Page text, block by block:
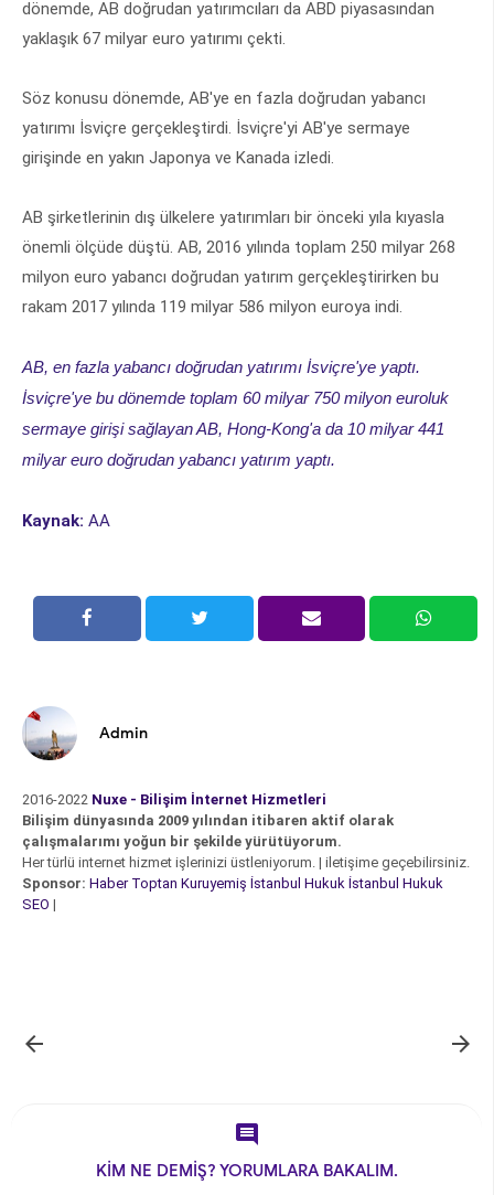
dönemde, AB doğrudan yatırımcıları da ABD piyasasından
yaklaşık 67 milyar euro yatırımı çekti.
Söz konusu dönemde, AB'ye en fazla doğrudan yabancı
yatırımı İsviçre gerçekleştirdi. İsviçre'yi AB'ye sermaye
girişinde en yakın Japonya ve Kanada izledi.
AB şirketlerinin dış ülkelere yatırımları bir önceki yıla kıyasla
önemli ölçüde düştü. AB, 2016 yılında toplam 250 milyar 268
milyon euro yabancı doğrudan yatırım gerçekleştirirken bu
rakam 2017 yılında 119 milyar 586 milyon euroya indi.
AB, en fazla yabancı doğrudan yatırımı İsviçre'ye yaptı.
İsviçre'ye bu dönemde toplam 60 milyar 750 milyon euroluk
sermaye girişi sağlayan AB, Hong-Kong'a da 10 milyar 441
milyar euro doğrudan yabancı yatırım yaptı.
Kaynak: AA
Admin
2016-2022 Nuxe - Bilişim İnternet Hizmetleri
Bilişim dünyasında 2009 yılından itibaren aktif olarak
çalışmalarımı yoğun bir şekilde yürütüyorum.
Her türlü internet hizmet işlerinizi üstleniyorum. | iletişime geçebilirsiniz.
Sponsor: Haber Toptan Kuruyemiş İstanbul Hukuk İstanbul Hukuk
SEO |
 

KİM NE DEMİŞ? YORUMLARA BAKALIM.